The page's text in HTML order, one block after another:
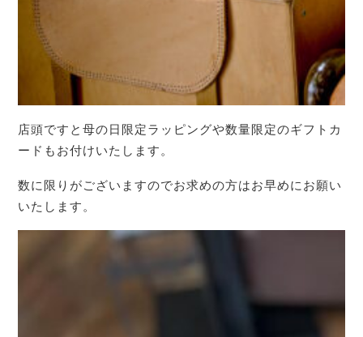
店頭ですと母の日限定ラッピングや数量限定のギフトカ
ードもお付けいたします。
数に限りがございますのでお求めの方はお早めにお願い
いたします。